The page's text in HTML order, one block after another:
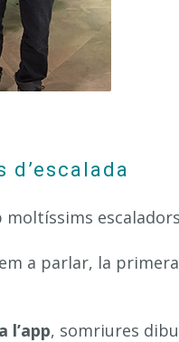
a parlar, la
l’app, somriures